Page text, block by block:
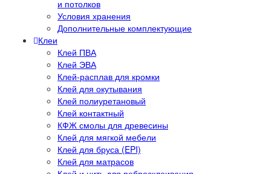
и потолков
Условия хранения
Дополнительные комплектующие
Клеи
Клей ПВА
Клей ЭВА
Клей-расплав для кромки
Клей для окутывания
Клей полиуретановый
Клей контактный
КФЖ смолы для древесины
Клей для мягкой мебели
Клей для бруса (EPI)
Клей для матрасов